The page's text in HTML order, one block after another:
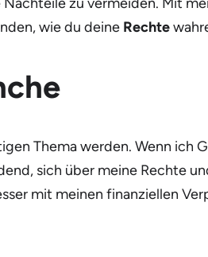
wie du deine Rechte
Thema werden. Wenn ich
sich über meine Rechte
mit meinen finanziellen